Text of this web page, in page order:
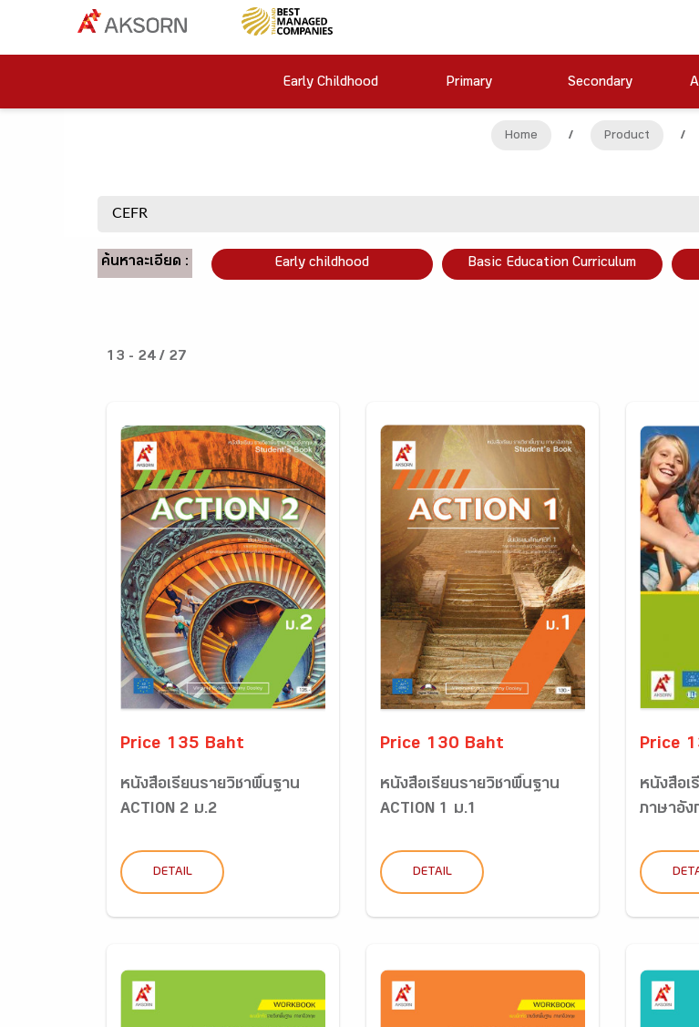
Early Childhood Primary Secondary
Home / Product /
ค้นหาละเอียด : Early childhood Basic Education Curriculum
13 - 24 / 27
Price 135 Baht
หนังสือเรียนรายวิชาพื้นฐาน
ACTION 2 ม.2
DETAIL
Price 130 Baht
หนังสือเรียนรายวิชาพื้นฐาน
ACTION 1 ม.1
DETAIL
Price
หนังสือเ
ภาษาอัง